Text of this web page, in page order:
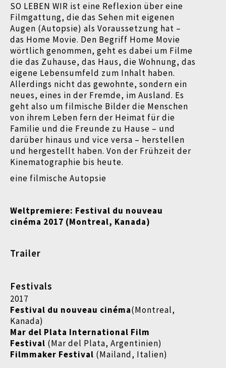
SO LEBEN WIR ist eine Reflexion über eine
Filmgattung, die das Sehen mit eigenen
Augen (Autopsie) als Voraussetzung hat –
das Home Movie. Den Begriff Home Movie
wörtlich genommen, geht es dabei um Filme
die das Zuhause, das Haus, die Wohnung, das
eigene Lebensumfeld zum Inhalt haben.
Allerdings nicht das gewohnte, sondern ein
neues, eines in der Fremde, im Ausland. Es
geht also um filmische Bilder die Menschen
von ihrem Leben fern der Heimat für die
Familie und die Freunde zu Hause – und
darüber hinaus und vice versa – herstellen
und hergestellt haben. Von der Frühzeit der
Kinematographie bis heute.
eine filmische Autopsie
Weltpremiere: Festival du nouveau
cinéma 2017 (Montreal, Kanada)
Trailer
Festivals
2017
Festival du nouveau cinéma(Montreal,
Kanada)
Mar del Plata International Film
Festival (Mar del Plata, Argentinien)
Filmmaker Festival (Mailand, Italien)